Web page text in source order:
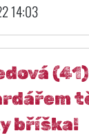
14:03
bříška!